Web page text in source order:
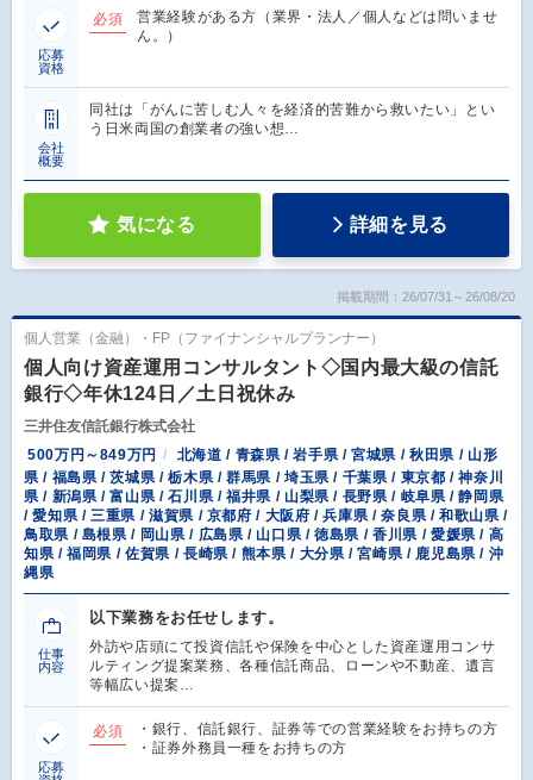
応募
資格
必須
営業経験がある方（業界・法人／個人などは問いませ
ん。）
会社
概要
同社は「がんに苦しむ人々を経済的苦難から救いたい」とい
う日米両国の創業者の強い想…
気になる 詳細を見る
掲載期間：26/07/31～26/08/20
個人営業（金融）・FP（ファイナンシャルプランナー）
個人向け資産運用コンサルタント◇国内最大級の信託
銀行◇年休124日／土日祝休み
三井住友信託銀行株式会社
500万円～849万円
北海道 / 青森県 / 岩手県 / 宮城県 / 秋田県 / 山形
県 / 福島県 / 茨城県 / 栃木県 / 群馬県 / 埼玉県 / 千葉県 / 東京都 / 神奈川
県 / 新潟県 / 富山県 / 石川県 / 福井県 / 山梨県 / 長野県 / 岐阜県 / 静岡県
/ 愛知県 / 三重県 / 滋賀県 / 京都府 / 大阪府 / 兵庫県 / 奈良県 / 和歌山県 /
鳥取県 / 島根県 / 岡山県 / 広島県 / 山口県 / 徳島県 / 香川県 / 愛媛県 / 高
知県 / 福岡県 / 佐賀県 / 長崎県 / 熊本県 / 大分県 / 宮崎県 / 鹿児島県 / 沖
縄県
仕事
内容
以下業務をお任せします。
外訪や店頭にて投資信託や保険を中心とした資産運用コンサ
ルティング提案業務、各種信託商品、ローンや不動産、遺言
等幅広い提案…
応募
必須
・銀行、信託銀行、証券等での営業経験をお持ちの方
・証券外務員一種をお持ちの方